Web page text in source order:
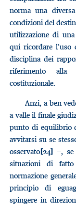
norma una
condizioni del
utilizzazione di
qui ricordare l’uso
disciplina dei
riferimento alla
costituzionale.
Anzi, a ben
a valle il finale
punto di equilibrio
avvitarsi su se
osservato[24] –,
situazioni di
normazione
principio di
spingere in